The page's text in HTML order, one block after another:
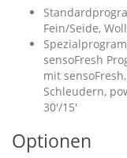
Fein/Seide,
sensoFresh
mit
Schleudern,
30'/15'
Optionen